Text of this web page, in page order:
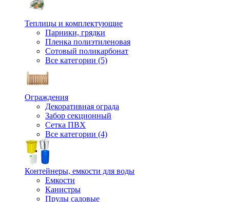
Теплицы и комплектующие
Парники, грядки
Пленка полиэтиленовая
Сотовый поликарбонат
Все категории (5)
Ограждения
Декоративная ограда
Забор секционный
Сетка ПВХ
Все категории (4)
Контейнеры, емкости для воды
Емкости
Канистры
Пруды садовые